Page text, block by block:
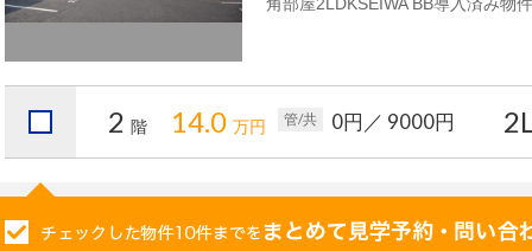
2 階 14.0 万円 管/共 0円 ／ 9000円